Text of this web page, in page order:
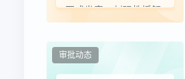
正式发表：刘强教授解
更新要点
审批动态